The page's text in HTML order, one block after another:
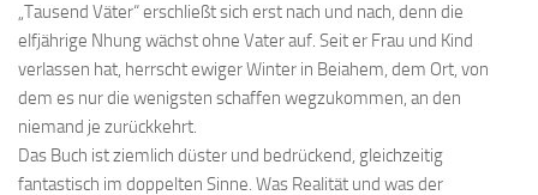
„Tausend Väter“ erschließt sich erst nach und nach, denn die
elfjährige Nhung wächst ohne Vater auf. Seit er Frau und Kind
verlassen hat, herrscht ewiger Winter in Beiahem, dem Ort, von
dem es nur die wenigsten schaffen wegzukommen, an den
niemand je zurückkehrt.
Das Buch ist ziemlich düster und bedrückend, gleichzeitig
fantastisch im doppelten Sinne. Was Realität und was der